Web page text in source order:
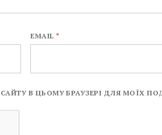
EMAIL*
САЙТУ В ЦЬОМУ БРАУЗЕРІ ДЛЯ МОЇХ